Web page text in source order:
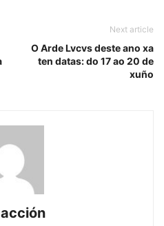
Next article
O Arde Lvcvs deste ano xa
ten datas: do 17 ao 20 de
xuño